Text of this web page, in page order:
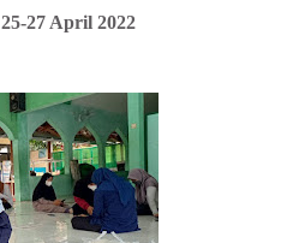
27 April 2022